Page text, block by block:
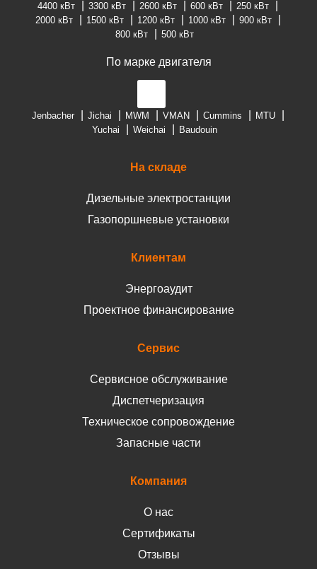
4400 кВт 3300 кВт 2600 кВт 600 кВт
250 кВт
2000 кВт
1500 кВт 1200 кВт 1000 кВт
900 кВт
800 кВт
500 кВт
По марке двигателя
Jenbacher Jichai MWM VMAN Cummins
MTU
Yuchai
Weichai Baudouin
На складе
Дизельные электростанции
Газопоршневые установки
Клиентам
Энергоаудит
Проектное финансирование
Сервис
Сервисное обслуживание
Диспетчеризация
Техническое сопровождение
Запасные части
Компания
О нас
Сертификаты
Отзывы